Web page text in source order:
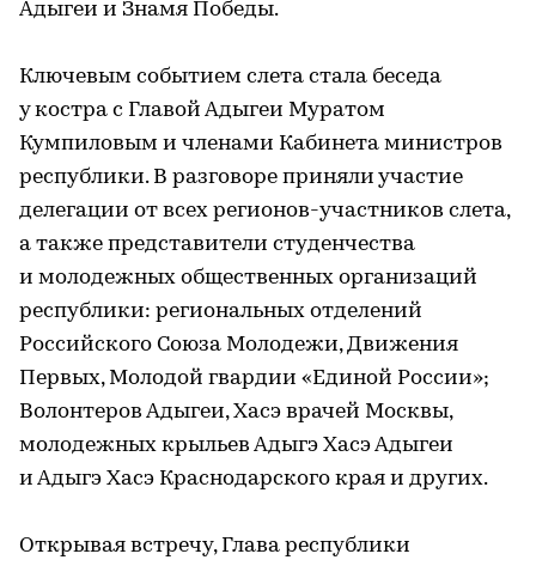
Адыгеи и Знамя Победы.
Ключевым событием слета стала беседа
у костра с Главой Адыгеи Муратом
Кумпиловым и членами Кабинета министров
республики. В разговоре приняли участие
делегации от всех регионов-участников слета,
а также представители студенчества
и молодежных общественных организаций
республики: региональных отделений
Российского Союза Молодежи, Движения
Первых, Молодой гвардии «Единой России»;
Волонтеров Адыгеи, Хасэ врачей Москвы,
молодежных крыльев Адыгэ Хасэ Адыгеи
и Адыгэ Хасэ Краснодарского края и других.
Открывая встречу, Глава республики